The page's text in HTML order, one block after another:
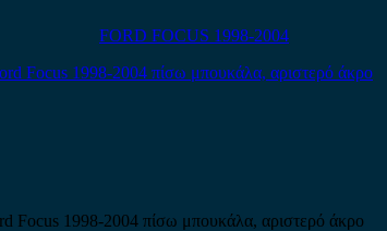
FORD FOCUS 1998-2004
Focus 1998-2004 πίσω μπουκάλα, αριστερό άκρο